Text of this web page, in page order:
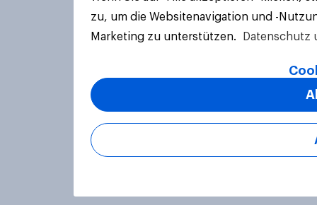
zu, um die Websitenavigation und -
Marketing zu unterstützen.
Datenschutz